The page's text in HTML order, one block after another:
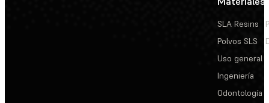
SLA Resins
Polvos SLS
Uso general
Ingeniería
Odontología